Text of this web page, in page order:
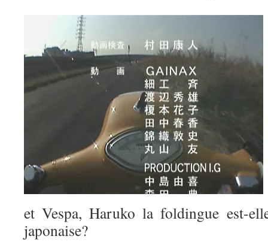
et Vespa, Haruko la foldingue est-
japonaise?